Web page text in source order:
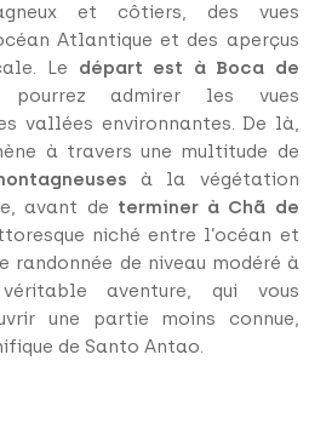
et côtiers, des vues
Atlantique et des aperçus
Le départ est à Boca de
admirer les vues
vallées environnantes. De là,
à travers une multitude de
à la végétation
avant de terminer à Chã de
niché entre l’océan et
randonnée de niveau modéré à
aventure, qui vous
une partie moins connue,
de Santo Antao.